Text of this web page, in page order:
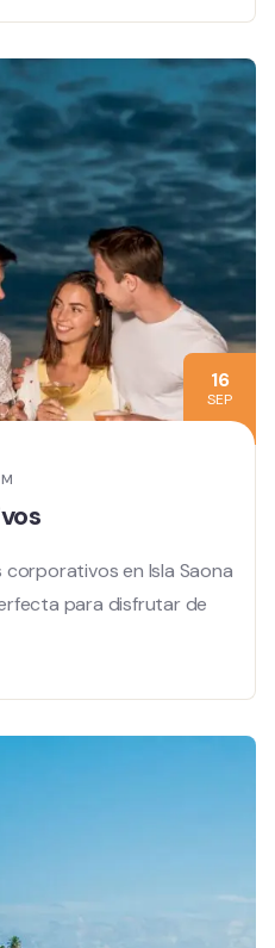
16
SEP
en Isla Saona
para disfrutar de